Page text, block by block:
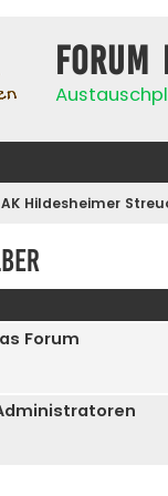
Hildesheimer
Forum